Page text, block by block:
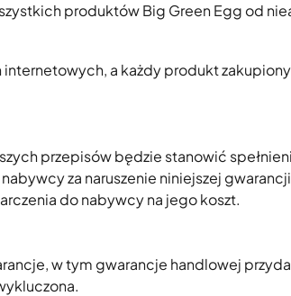
produktów Big Green Egg od
a każdy produkt
przepisów będzie stanowić
za naruszenie niniejszej
do nabywcy na jego koszt.
w tym gwarancje handlowej